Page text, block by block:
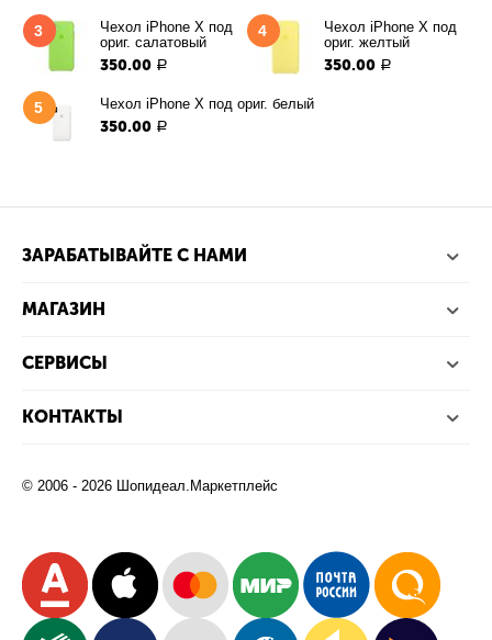
3
Чехол iPhone X под
ориг. салатовый
350.00 Р
4
Чехол iPhone X под
ориг. желтый
350.00 Р
5 Чехол iPhone X под ориг. белый
350.00 Р
ЗАРАБАТЫВАЙТЕ С НАМИ
МАГАЗИН
СЕРВИСЫ
КОНТАКТЫ
© 2006 - 2026 Шопидеал.Маркетплейс